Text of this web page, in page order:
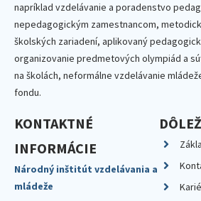
napríklad vzdelávanie a poradenstvo
nepedagogickým zamestnancom,
školských zariadení, aplikovaný
organizovanie predmetových olympiád a
na školách, neformálne vzdelávanie
fondu.
KONTAKTNÉ
INFORMÁCIE
Národný inštitút vzdelávania a
mládeže